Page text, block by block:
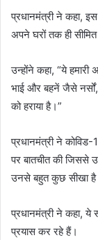
प्रधानमंत्री ने कहा,
अपने घरों तक ही
उन्होंने कहा, “ये
भाई और बहनें जैसे नर्सों,
को हराया है।”
प्रधानमंत्री ने
पर बातचीत की जिससे
उनसे बहुत कुछ सीखा
प्रधानमंत्री ने कहा, ये
प्रयास कर रहे हैं।